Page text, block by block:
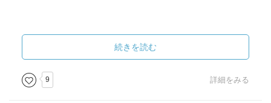
続きを読む
9 詳細をみる